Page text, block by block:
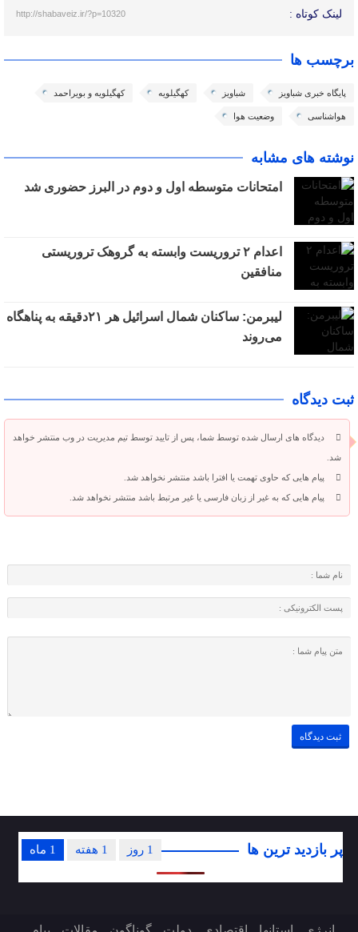
لینک کوتاه : http://shabaveiz.ir/?p=10320
برچسب ها
پایگاه خبری شباویز شباویز کهگیلویه کهگیلویه و بویراحمد
هواشناسی وضعیت هوا
نوشته های مشابه
امتحانات متوسطه اول و دوم در البرز حضوری شد
اعدام ۲ تروریست وابسته به گروهک تروریستی
منافقین
لیبرمن: ساکنان شمال اسرائیل هر ۲۱دقیقه به پناهگاه
می‌روند
ثبت دیدگاه
دیدگاه های ارسال شده توسط شما، پس از تایید توسط تیم مدیریت در وب منتشر خواهد
شد.
پیام هایی که حاوی تهمت یا افترا باشد منتشر نخواهد شد.
پیام هایی که به غیر از زبان فارسی یا غیر مرتبط باشد منتشر نخواهد شد.
پر بازدید ترین ها 1 ماه 1 هفته 1 روز